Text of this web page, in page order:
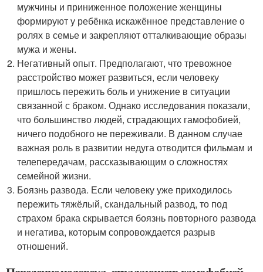
мужчины и приниженное положение женщины
формируют у ребёнка искажённое представление о
ролях в семье и закрепляют отталкивающие образы
мужа и жены.
Негативный опыт. Предполагают, что тревожное
расстройство может развиться, если человеку
пришлось пережить боль и унижение в ситуации
связанной с браком. Однако исследования показали,
что большинство людей, страдающих гамофобией,
ничего подобного не переживали. В данном случае
важная роль в развитии недуга отводится фильмам и
телепередачам, рассказывающим о сложностях
семейной жизни.
Боязнь развода. Если человеку уже приходилось
пережить тяжёлый, скандальный развод, то под
страхом брака скрывается боязнь повторного развода
и негатива, которым сопровождается разрыв
отношений.